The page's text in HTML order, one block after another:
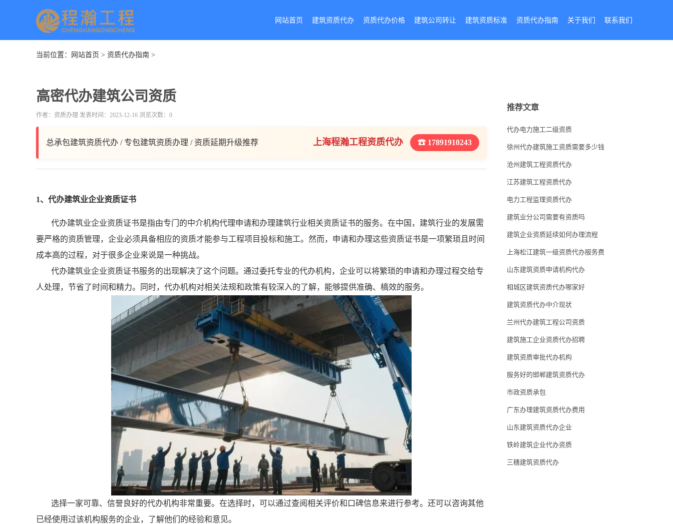
网站首页 建筑资质代办 资质代办价格 建筑公司转让 建筑资质标准 资质代办指南 关于我们 联系我们
当前位置： 网站首页 > 资质代办指南 >
高密代办建筑公司资质
作者：资质办理 发表时间：2023-12-16 浏览次数：0
总承包建筑资质代办 / 专包建筑资质办理 / 资质延期升级推荐 上海程瀚工程资质代办 ☎ 17891910243
1、代办建筑业企业资质证书
代办建筑业企业资质证书是指由专门的中介机构代理申请和办理建筑行业相关资质证书的服务。在中国，建筑行业的发展需
要严格的资质管理，企业必须具备相应的资质才能参与工程项目投标和施工。然而，申请和办理这些资质证书是一项繁琐且时间
成本高的过程，对于很多企业来说是一种挑战。
代办建筑业企业资质证书服务的出现解决了这个问题。通过委托专业的代办机构，企业可以将繁琐的申请和办理过程交给专
人处理，节省了时间和精力。同时，代办机构对相关法规和政策有较深入的了解，能够提供准确、槁效的服务。
选择一家可靠、信誉良好的代办机构非常重要。在选择时，可以通过查阅相关评价和口碑信息来进行参考。还可以咨询其他
已经使用过该机构服务的企业，了解他们的经验和意见。
推荐文章
代办电力施工二级资质
徐州代办建筑施工资质需要多少钱
沧州建筑工程资质代办
江苏建筑工程资质代办
电力工程监理资质代办
建筑业分公司需要有资质吗
建筑企业资质延续如何办理流程
上海松江建筑一级资质代办服务费
山东建筑资质申请机构代办
相城区建筑资质代办哪家好
建筑资质代办中介现状
兰州代办建筑工程公司资质
建筑施工企业资质代办招聘
建筑资质审批代办机构
服务好的邯郸建筑资质代办
市政资质承包
广东办理建筑资质代办费用
山东建筑资质代办企业
铁岭建筑企业代办资质
三穗建筑资质代办